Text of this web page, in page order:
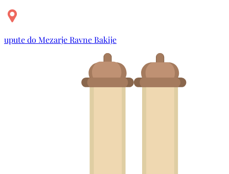
upute do Mezarje Ravne Bakije